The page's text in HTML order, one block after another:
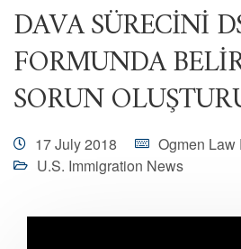
DAVA SÜRECİNİ
FORMUNDA
SORUN
17 July 2018
Ogmen Law
U.S. Immigration News